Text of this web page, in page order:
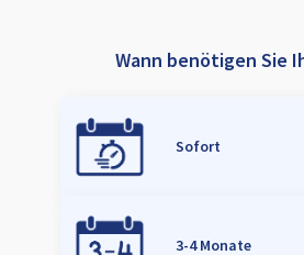
Wann benötigen Sie
Sofort
3-4 Monate